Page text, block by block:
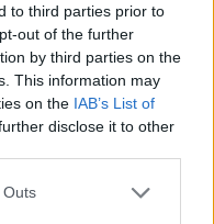
to third parties prior to
out of the further
by third parties on the
This information may
on the IAB’s List of
disclose it to other
Outs
för att skydda
vi samlar in och
använder är
säkerhetsnivå som är